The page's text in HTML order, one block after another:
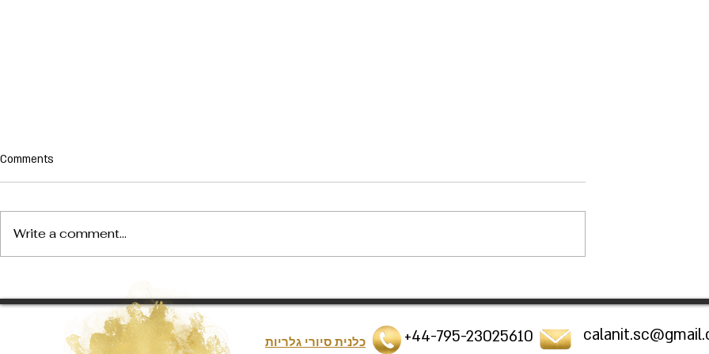
סטראכן בלונדון
לסוגיה בברביקן
"האדם השחור" באמנות
Comments
Write a comment...
+44-795-23025610 כלנית סיורי גלריות